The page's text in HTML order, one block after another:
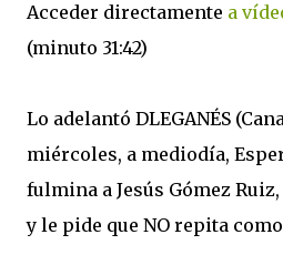
Acceder directamente a
(minuto 31:42)
Lo adelantó DLEGANÉS
miércoles, a mediodía,
fulmina a Jesús Gómez
y le pide que NO repita